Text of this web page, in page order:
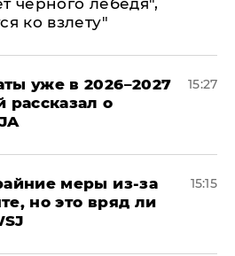
ко взлету"
уже в 2026–2027
рассказал о
15:27
меры из-за
но это вряд ли
15:15